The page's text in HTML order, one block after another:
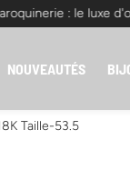
: le luxe
NOUVEAUTÉS
Taille-53.5